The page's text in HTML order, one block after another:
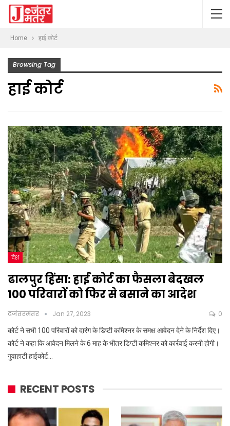
Home हाई कोर्ट
Browsing Tag
हाई कोर्ट
देश
ढालपुर हिंसा: हाई कोर्ट का फैसला बेदखल
100 परिवारों को फिर से बसाने का आदेश
दजंतरमंतर Jan 27, 2023 0
कोर्ट ने सभी 100 परिवारों को दारंग के डिप्टी कमिश्नर के समक्ष आवेदन देने के निर्देश दिए।
कोर्ट ने कहा कि आवेदन मिलने के 6 माह के भीतर डिप्टी कमिश्नर को कार्रवाई करनी होगी।
गुवाहाटी हाईकोर्ट…
RECENT POSTS